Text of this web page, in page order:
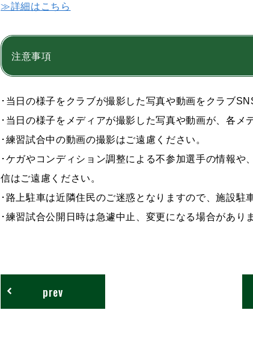
≫詳細はこちら
注意事項
･当日の様子をクラブが撮影した写真や動画をクラブ
･当日の様子をメディアが撮影した写真や動画が、各メ
･練習試合中の動画の撮影はご遠慮ください。
･ケガやコンディション調整による不参加選手の情報
信はご遠慮ください。
･路上駐車は近隣住民のご迷惑となりますので、施設駐
･練習試合公開日時は急遽中止、変更になる場合があり
prev